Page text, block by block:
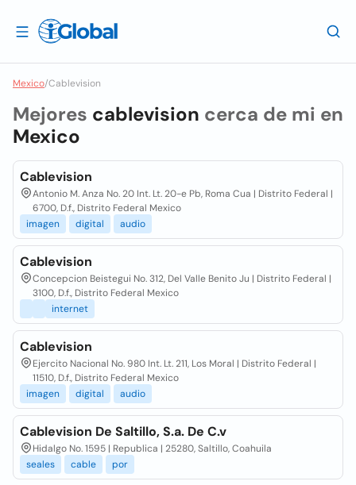
Mexico/Cablevision
Mejores cablevision cerca de mi en
Mexico
Cablevision
Antonio M. Anza No. 20 Int. Lt. 20-e Pb, Roma Cua | Distrito Federal |
6700, D.f., Distrito Federal Mexico
imagen
digital audio
Cablevision
Concepcion Beistegui No. 312, Del Valle Benito Ju | Distrito Federal |
3100, D.f., Distrito Federal Mexico
internet
Cablevision
Ejercito Nacional No. 980 Int. Lt. 211, Los Moral | Distrito Federal |
11510, D.f., Distrito Federal Mexico
imagen
digital audio
Cablevision De Saltillo, S.a. De C.v
Hidalgo No. 1595 | Republica | 25280, Saltillo, Coahuila
seales
cable por